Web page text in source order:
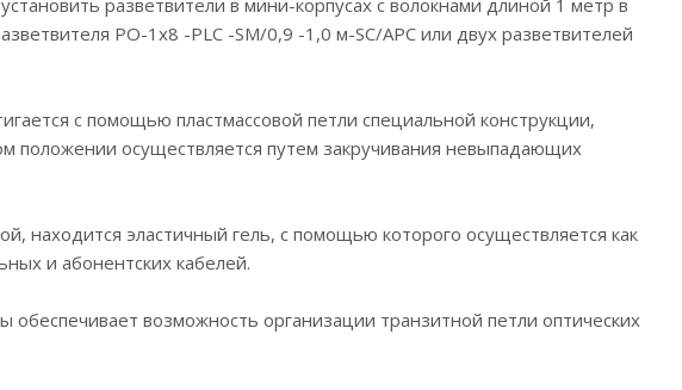
разветвители в мини-корпусах с волокнами длиной 1 метр в
РО-1х8 -PLC -SM/0,9 -1,0 м-SC/APC или двух разветвителей
с помощью пластмассовой петли специальной конструкции,
положении осуществляется путем закручивания невыпадающих
находится эластичный гель, с помощью которого осуществляется как
и абонентских кабелей.
возможность организации транзитной петли оптических